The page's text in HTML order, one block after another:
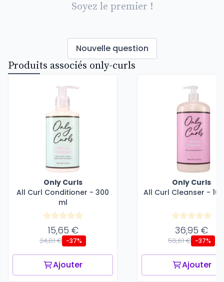
Soyez le premier !
Nouvelle question
Produits associés only-curls
Only Curls
All Curl Conditioner - 300
ml
15,65 €
24,81 € -37%
Ajouter
Only Curls
All Curl Cleanser -
36,95 €
58,61 € -37%
Ajouter